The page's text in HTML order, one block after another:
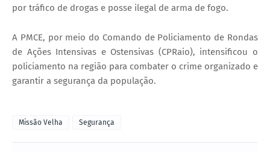
por tráfico de drogas e posse ilegal de arma de fogo.
A PMCE, por meio do Comando de Policiamento de Rondas
de Ações Intensivas e Ostensivas (CPRaio), intensificou o
policiamento na região para combater o crime organizado e
garantir a segurança da população.
Missão Velha Segurança